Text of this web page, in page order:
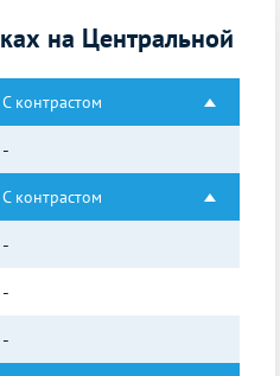
на Центральной
С контрастом
-
С контрастом
-
-
-